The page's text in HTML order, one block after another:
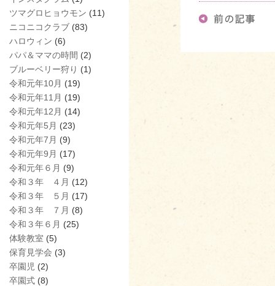
ツマグロヒョウモン (11)
ニコニコクラブ (83)
ハロウィン (6)
パパ＆ママの時間 (2)
ブルーベリー狩り (1)
令和元年10月 (19)
令和元年11月 (19)
令和元年12月 (14)
令和元年5月 (23)
令和元年7月 (9)
令和元年9月 (17)
令和元年６月 (9)
令和３年 ４月 (12)
令和３年 ５月 (17)
令和３年 ７月 (8)
令和３年６月 (25)
体験教室 (5)
保育見学会 (3)
卒園児 (2)
卒園式 (8)